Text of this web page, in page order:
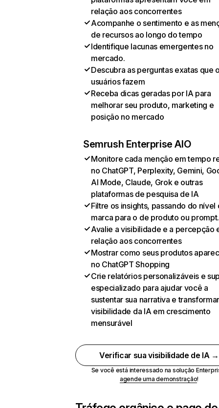
relação aos concorrentes
Acompanhe o sentimento e as
de recursos ao longo do tempo
Identifique lacunas emergentes no
mercado.
Descubra as perguntas exatas que
usuários fazem
Receba dicas geradas por IA para
melhorar seu produto, marketing e
posição no mercado
Semrush Enterprise AIO
Monitore cada menção em tempo
no ChatGPT, Perplexity, Gemini,
AI Mode, Claude, Grok e outras
plataformas de pesquisa de IA
Filtre os insights, passando do nível
marca para o de produto ou prompt.
Avalie a visibilidade e a percepção
relação aos concorrentes
Mostrar como seus produtos
no ChatGPT Shopping
Crie relatórios personalizáveis e
especializado para ajudar você a
sustentar sua narrativa e
visibilidade da IA em crescimento
mensurável
Verificar sua visibilidade de IA →
Se você está interessado na solução
agende uma demonstração!